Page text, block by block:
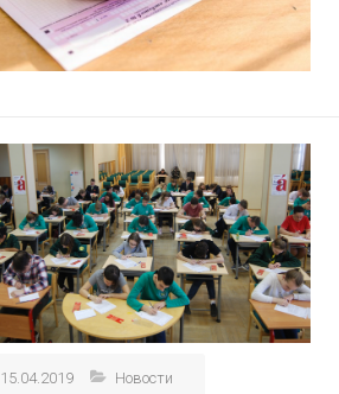
15.04.2019 Новости